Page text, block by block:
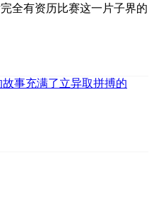
全有资历比赛这一片子界的
故事充满了立异取拼搏的